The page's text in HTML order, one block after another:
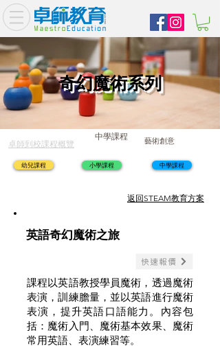
奇幻魔術系列
卓師到校課程概覽 藝術創意
中學課程
幼兒課程 小學課程 中學課程
​返回STEAM教育方案
英語奇幻魔術之旅
快速報價
課程以英語教授學員魔術，透過魔術
表演，訓練膽量，並以英語進行魔術
表演，提升英語口語能力。內容包
括：魔術入門、魔術基本效果、魔術
常用英語、表演練習等。